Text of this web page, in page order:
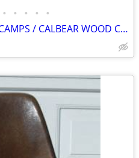
• • • • •
LARGE VINTAGE 1948 VAN CAMPS / CALBEAR WOOD CRATE PORK & BEANS